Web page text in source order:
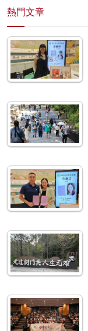
熱門文章